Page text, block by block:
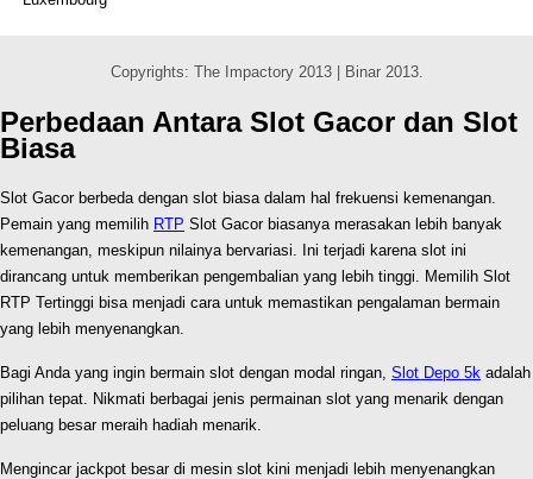
Copyrights: The Impactory 2013 | Binar 2013.
Perbedaan Antara Slot Gacor dan Slot
Biasa
Slot Gacor berbeda dengan slot biasa dalam hal frekuensi kemenangan.
Pemain yang memilih RTP Slot Gacor biasanya merasakan lebih banyak
kemenangan, meskipun nilainya bervariasi. Ini terjadi karena slot ini
dirancang untuk memberikan pengembalian yang lebih tinggi. Memilih Slot
RTP Tertinggi bisa menjadi cara untuk memastikan pengalaman bermain
yang lebih menyenangkan.
Bagi Anda yang ingin bermain slot dengan modal ringan, Slot Depo 5k adalah
pilihan tepat. Nikmati berbagai jenis permainan slot yang menarik dengan
peluang besar meraih hadiah menarik.
Mengincar jackpot besar di mesin slot kini menjadi lebih menyenangkan